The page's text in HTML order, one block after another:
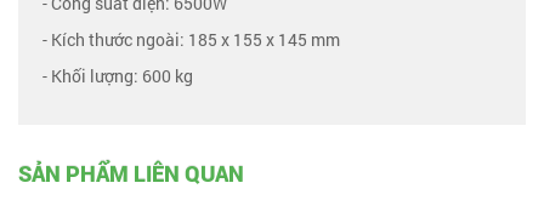
- Kích thước ngoài: 185 x 155 x 145 mm
- Khối lượng: 600 kg
SẢN PHẨM LIÊN QUAN